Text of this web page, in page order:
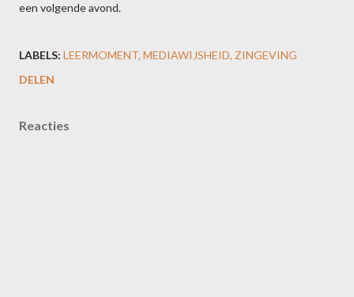
een volgende avond.
LABELS: LEERMOMENT MEDIAWIJSHEID ZINGEVING
DELEN
Reacties